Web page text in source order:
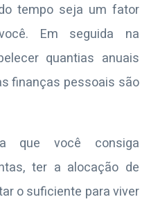
tempo seja um fator
Em seguida na
quantias anuais
finanças pessoais são
que você consiga
ter a alocação de
o suficiente para viver